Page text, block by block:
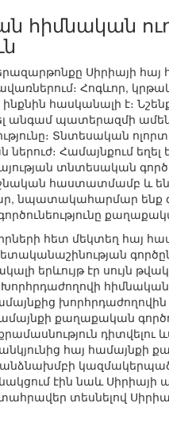
հիմնական
Սիրիայի հայ
Հոգևոր,
հասկանալի է։
անգամ պատերազմի
Տնտեսական
Համայնքում եղել
տնտեսական
հաստատմամբ և
նպատակահարմար ենք
հետ մեկտեղ հայ
երևույթ էր սույն
Խորհրդաժողովի
քաղաքական
դիտվելու
հայ համայնքի
կազմակերպած
էին նաև Սիրիայի
տեսնելով